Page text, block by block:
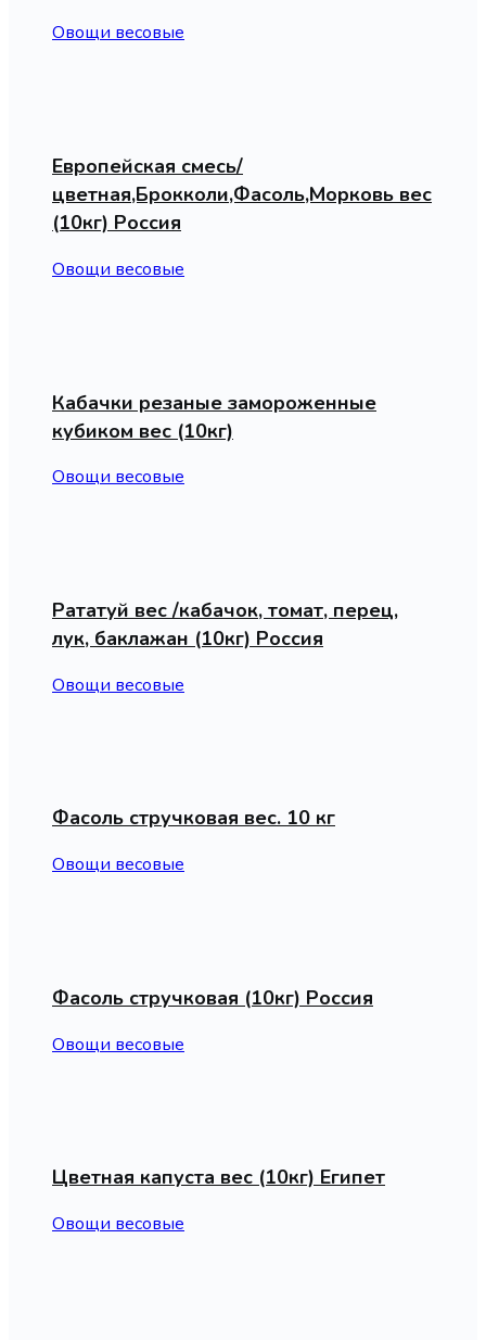
Овощи весовые
Европейская смесь/
цветная,Брокколи,Фасоль,Морковь вес
(10кг) Россия
Овощи весовые
Кабачки резаные замороженные
кубиком вес (10кг)
Овощи весовые
Рататуй вес /кабачок, томат, перец,
лук, баклажан (10кг) Россия
Овощи весовые
Фасоль стручковая вес. 10 кг
Овощи весовые
Фасоль стручковая (10кг) Россия
Овощи весовые
Цветная капуста вес (10кг) Египет
Овощи весовые